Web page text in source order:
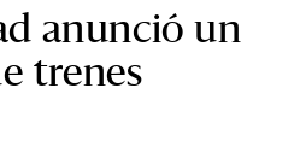
anunció un
trenes